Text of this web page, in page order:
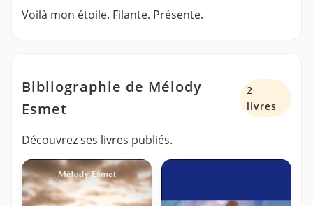
Voilà mon étoile. Filante. Présente.
Bibliographie de Mélody
Esmet
2
livres
Découvrez ses livres publiés.